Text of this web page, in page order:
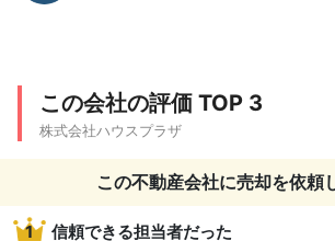
この会社の評価 TOP 3
株式会社ハウスプラザ
この不動産会社に売却を依頼
1 信頼できる担当者だった